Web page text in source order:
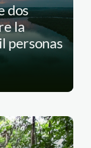
dos
la
personas